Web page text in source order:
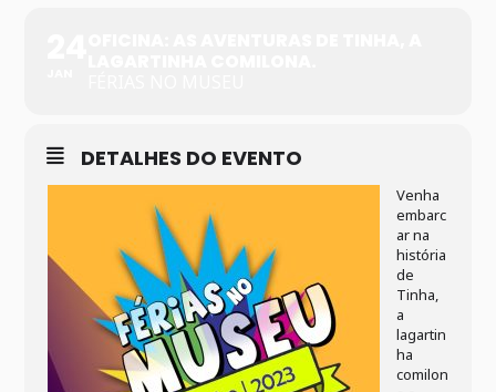
DETALHES DO EVENTO
Venha
embarc
ar na
história
de
Tinha,
a
lagartin
ha
comilon